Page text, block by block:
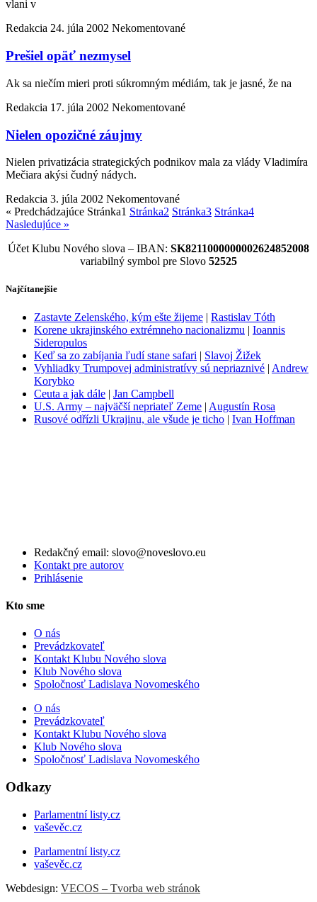
vlani v
Redakcia 24. júla 2002 Nekomentované
Prešiel opäť nezmysel
Ak sa niečím mieri proti súkromným médiám, tak je jasné, že na
Redakcia 17. júla 2002 Nekomentované
Nielen opozičné záujmy
Nielen privatizácia strategických podnikov mala za vlády Vladimíra
Mečiara akýsi čudný nádych.
Redakcia 3. júla 2002 Nekomentované
« Predchádzajúce Stránka1 Stránka2 Stránka3 Stránka4
Nasledujúce »
Účet Klubu Nového slova – IBAN: SK8211000000002624852008
variabilný symbol pre Slovo 52525
Najčítanejšie
Zastavte Zelenského, kým ešte žijeme | Rastislav Tóth
Korene ukrajinského extrémneho nacionalizmu | Ioannis
Sideropulos
Keď sa zo zabíjania ľudí stane safari | Slavoj Žižek
Vyhliadky Trumpovej administratívy sú nepriaznivé | Andrew
Korybko
Ceuta a jak dále | Jan Campbell
U.S. Army – najväčší nepriateľ Zeme | Augustín Rosa
Rusové odřízli Ukrajinu, ale všude je ticho | Ivan Hoffman
Redakčný email: slovo@noveslovo.eu
Kontakt pre autorov
Prihlásenie
Kto sme
O nás
Prevádzkovateľ
Kontakt Klubu Nového slova
Klub Nového slova
Spoločnosť Ladislava Novomeského
O nás
Prevádzkovateľ
Kontakt Klubu Nového slova
Klub Nového slova
Spoločnosť Ladislava Novomeského
Odkazy
Parlamentní listy.cz
vaševěc.cz
Parlamentní listy.cz
vaševěc.cz
Webdesign: VECOS – Tvorba web stránok